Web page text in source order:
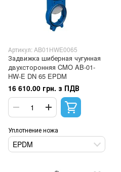
Артикул: AB01HWE0065
Задвижка шиберная чугунная
двухсторонняя CMO AB-01-
HW-E DN 65 EPDM
16 610.00 грн. з ПДВ
Уплотнение ножа
EPDM